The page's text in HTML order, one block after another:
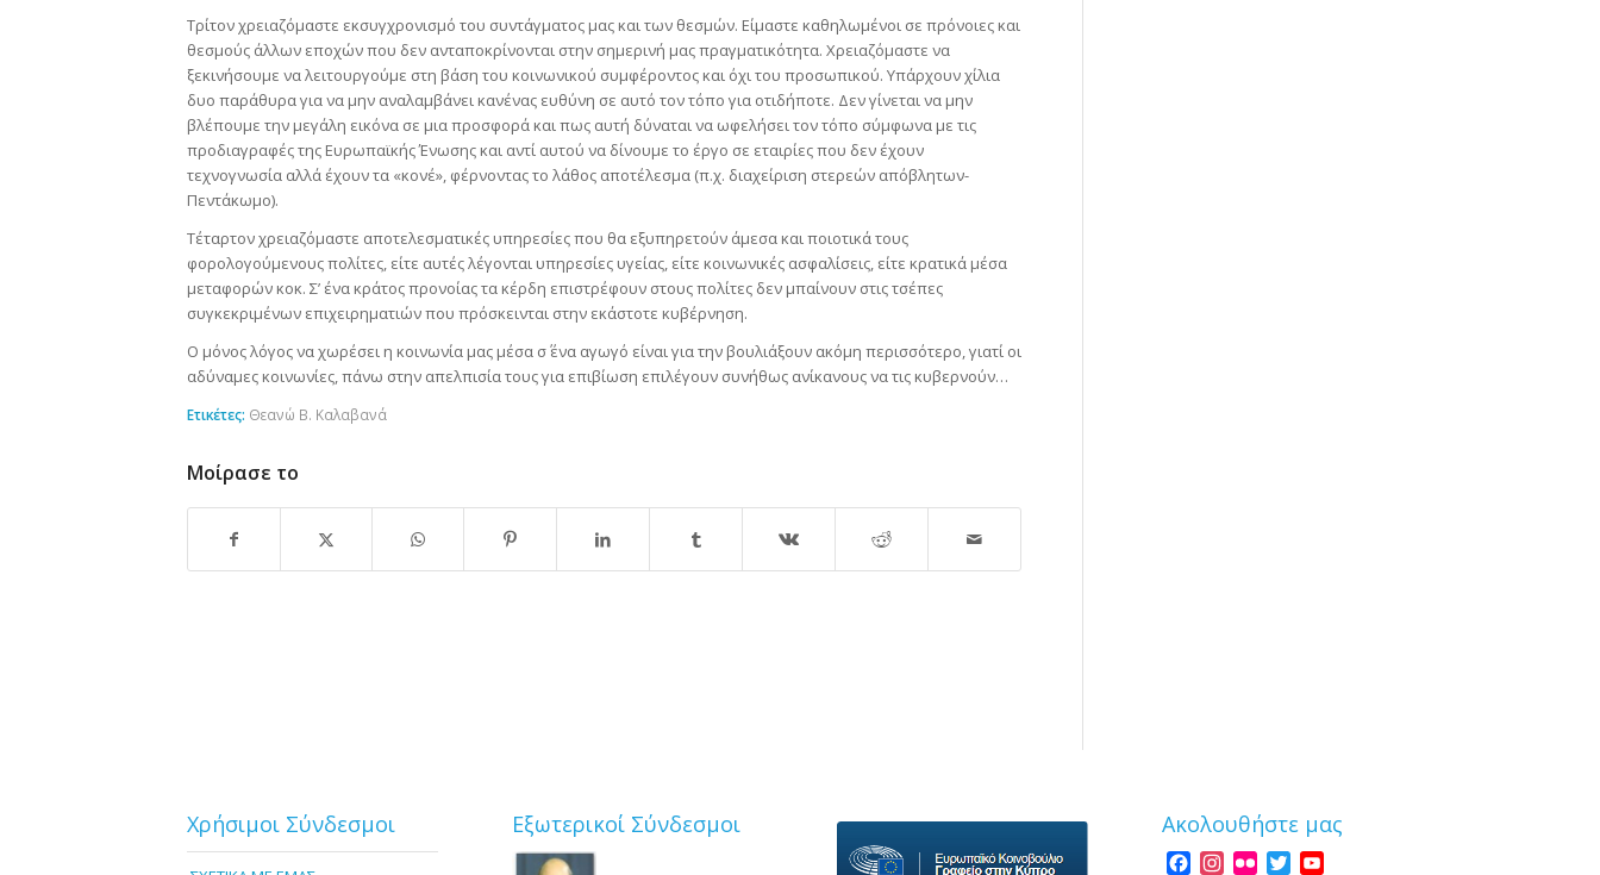
Τρίτον χρειαζόμαστε εκσυγχρονισμό του συντάγματος μας και των θεσμών. Είμαστε καθηλωμένοι σε πρόνοιες και
θεσμούς άλλων εποχών που δεν ανταποκρίνονται στην σημερινή μας πραγματικότητα. Χρειαζόμαστε να
ξεκινήσουμε να λειτουργούμε στη βάση του κοινωνικού συμφέροντος και όχι του προσωπικού. Υπάρχουν χίλια
δυο παράθυρα για να μην αναλαμβάνει κανένας ευθύνη σε αυτό τον τόπο για οτιδήποτε. Δεν γίνεται να μην
βλέπουμε την μεγάλη εικόνα σε μια προσφορά και πως αυτή δύναται να ωφελήσει τον τόπο σύμφωνα με τις
προδιαγραφές της Ευρωπαϊκής Ένωσης και αντί αυτού να δίνουμε το έργο σε εταιρίες που δεν έχουν
τεχνογνωσία αλλά έχουν τα «κονέ», φέρνοντας το λάθος αποτέλεσμα (π.χ. διαχείριση στερεών απόβλητων-
Πεντάκωμο).
Τέταρτον χρειαζόμαστε αποτελεσματικές υπηρεσίες που θα εξυπηρετούν άμεσα και ποιοτικά τους
φορολογούμενους πολίτες, είτε αυτές λέγονται υπηρεσίες υγείας, είτε κοινωνικές ασφαλίσεις, είτε κρατικά μέσα
μεταφορών κοκ. Σ’ ένα κράτος προνοίας τα κέρδη επιστρέφουν στους πολίτες δεν μπαίνουν στις τσέπες
συγκεκριμένων επιχειρηματιών που πρόσκεινται στην εκάστοτε κυβέρνηση.
Ο μόνος λόγος να χωρέσει η κοινωνία μας μέσα σ΄ ένα αγωγό είναι για την βουλιάξουν ακόμη περισσότερο, γιατί οι
αδύναμες κοινωνίες, πάνω στην απελπισία τους για επιβίωση επιλέγουν συνήθως ανίκανους να τις κυβερνούν…
Ετικέτες: Θεανώ Β. Καλαβανά
Μοίρασε το
Χρήσιμοι Σύνδεσμοι Εξωτερικοί Σύνδεσμοι Ακολουθήστε μας
Facebook
Instagram
Flickr Twitter